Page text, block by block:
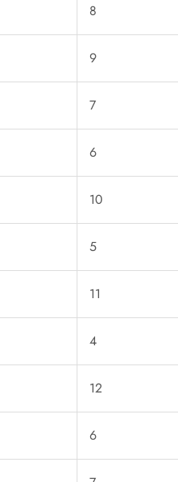
8
9
7
6
10
5
11
4
12
6